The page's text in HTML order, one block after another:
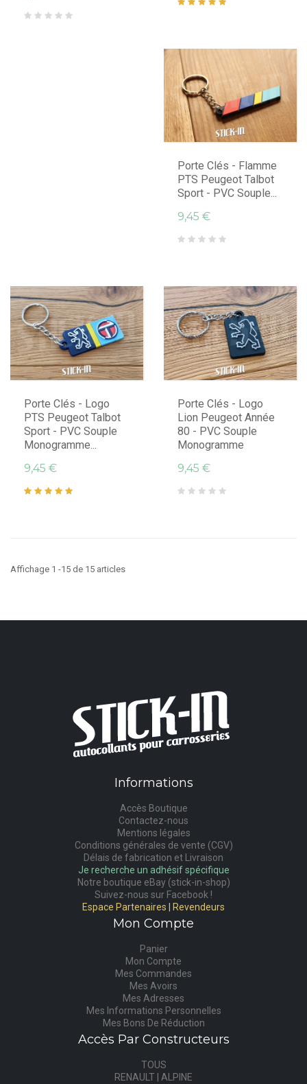
Porte Clés - Flamme
PTS Peugeot Talbot
Sport - PVC Souple...
9,45 €
Porte Clés - Logo
PTS Peugeot Talbot
Sport - PVC Souple
Monogramme...
9,45 €
Porte Clés - Logo
Lion Peugeot Année
80 - PVC Souple
Monogramme
9,45 €
Affichage 1 -15 de 15 articles
Informations
Accès Boutique
Contactez-nous
Mentions légales
Conditions générales de vente (CGV)
Délais de fabrication et Livraison
Je recherche un adhésif spécifique
Notre boutique eBay (stick-in-shop)
Suivez-nous sur Facebook !
Espace Partenaires | Revendeurs
Mon Compte
Panier
Mon Compte
Mes Commandes
Mes Avoirs
Mes Adresses
Mes Informations Personnelles
Mes Bons De Réduction
Accès Par Constructeurs
TOUS
RENAULT | ALPINE